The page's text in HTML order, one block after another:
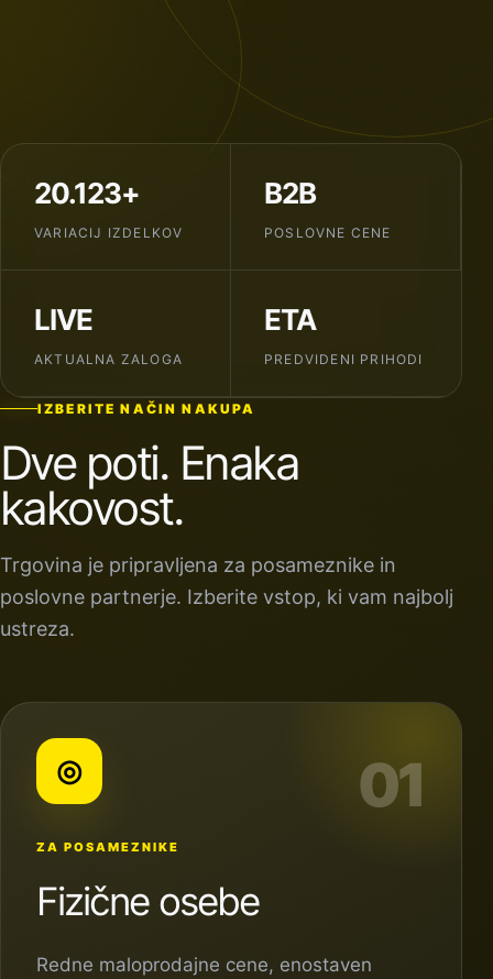
20.123+
VARIACIJ IZDELKOV
B2B
POSLOVNE CENE
LIVE
AKTUALNA ZALOGA
ETA
PREDVIDENI PRIHODI
IZBERITE NAČIN NAKUPA
Dve poti. Enaka
kakovost.
Trgovina je pripravljena za posameznike in
poslovne partnerje. Izberite vstop, ki vam najbolj
ustreza.
01
◎
ZA POSAMEZNIKE
Fizične osebe
Redne maloprodajne cene, enostaven